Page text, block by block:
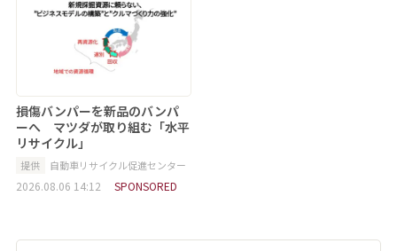
損傷バンパーを新品のバンパ
ーへ マツダが取り組む「水平
リサイクル」
提供 自動車リサイクル促進センター
2026.08.06 14:12 SPONSORED